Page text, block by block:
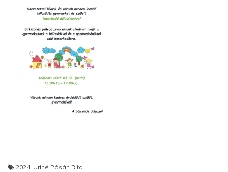
2024, Uriné Pósán Rita